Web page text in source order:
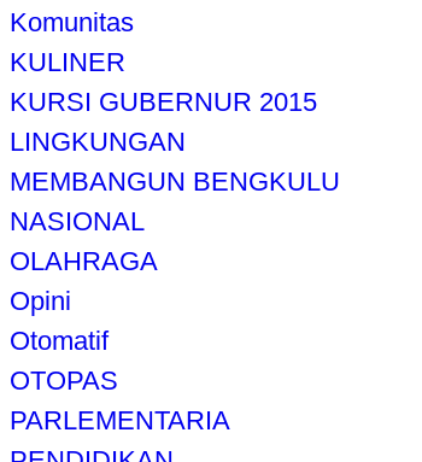
Komunitas
KULINER
KURSI GUBERNUR 2015
LINGKUNGAN
MEMBANGUN BENGKULU
NASIONAL
OLAHRAGA
Opini
Otomatif
OTOPAS
PARLEMENTARIA